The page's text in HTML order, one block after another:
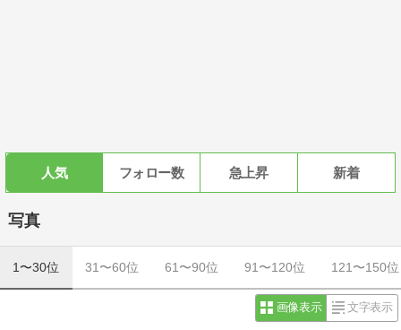
人気 フォロー数 急上昇 新着
写真
1〜30位 31〜60位 61〜90位 91〜120位 121〜150位
画像表示 文字表示